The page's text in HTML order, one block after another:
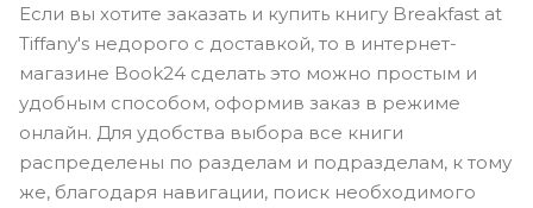
Если вы хотите заказать и купить книгу Breakfast at
Tiffany's недорого с доставкой, то в интернет-
магазине Book24 сделать это можно простым и
удобным способом, оформив заказ в режиме
онлайн. Для удобства выбора все книги
распределены по разделам и подразделам, к тому
же, благодаря навигации, поиск необходимого